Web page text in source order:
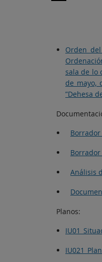
Orden
sala de lo
de mayo,
”Dehesa
Análisis
Planos: